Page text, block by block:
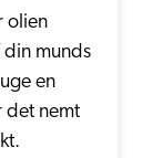
olien
munds
en
det nemt